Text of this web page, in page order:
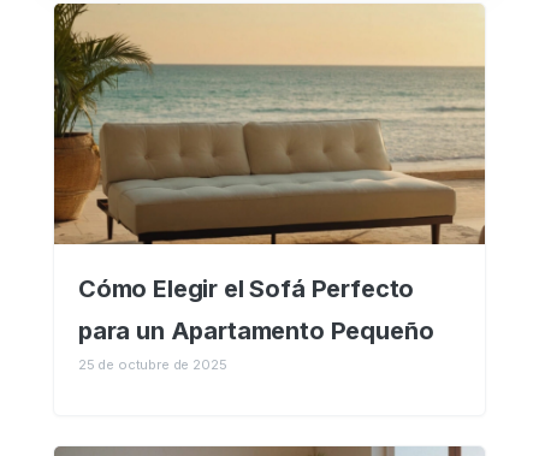
Cómo Elegir el Sofá Perfecto
para un Apartamento Pequeño
25 de octubre de 2025